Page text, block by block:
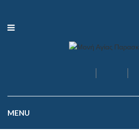
MENU